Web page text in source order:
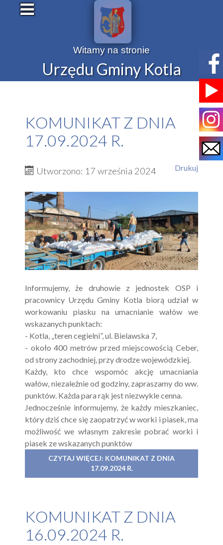
Witamy na stronie
Urzędu Gminy Kotla
KOMUNIKAT Z DNIA
17.09.2024 R.
Drukuj
Utworzono: 17 września 2024
Informujemy, że druhowie z jednostek OSP i
pracownicy Urzędu Gminy Kotla biorą udział w
workowaniu piasku na umacnianie wałów we
wskazanych punktach:
- Kotla, „teren cegielni”, ul. Bielawska 7,
- około 400 metrów przed miejscowością Ceber,
od strony zachodniej, przy drodze wojewódzkiej.
Każdy, kto chce wspomóc akcję umacniania
wałów, niezależnie od godziny, zapraszamy do ww.
punktów. Każda para rąk jest niezwykle cenna.
Jednocześnie informujemy, że każdy mieszkaniec,
który dziś chce się zaopatrzyć w worki i piasek, ma
możliwość we własnym zakresie pobrać worki i
piasek ze wskazanych punktów
CZYTAJ WIĘCEJ: KOMUNIKAT Z DNIA
17.09.2024 R.
KOMUNIKAT Z DNIA
16.09.2024 R.